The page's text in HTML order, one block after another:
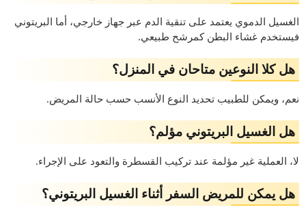
الغسيل الدموي يعتمد على تنقية الدم عبر جهاز خارجي، أما البريتوني
فيستخدم غشاء البطن كمرشح طبيعي.
هل كلا النوعين متاحان في المنزل؟
نعم، ويمكن للطبيب تحديد النوع الأنسب حسب حالة المريض.
هل الغسيل البريتوني مؤلم؟
لا، العملية غير مؤلمة عند تركيب القسطرة والتعود على الإجراء.
هل يمكن للمريض السفر أثناء الغسيل البريتوني؟